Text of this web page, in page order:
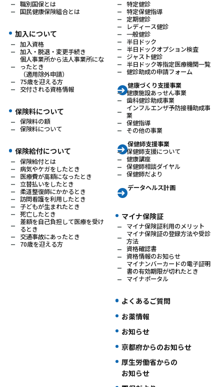
職別国保とは
国民健康保険組合とは
加入について
加入資格
加入・脱退・変更手続き
個人事業所から法人事業所にな
ったとき
（適用除外申請）
75歳を迎える方
交付される資格情報
保険料について
保険料の額
保険料について
保険給付について
保険給付とは
病気やケガをしたとき
医療費が高額になったとき
立替払いをしたとき
柔道整復師にかかるとき
訪問看護を利用したとき
子どもが生まれたとき
死亡したとき
差額を自己負担して医療を受け
るとき
交通事故にあったとき
70歳を迎える方
特定健診
特定保健指導
定期健診
レディース健診
一般健診
半日ドック
半日ドックオプション検査
ジャスト健診
半日ドック等指定医療機関一覧
健診助成の申請フォーム
健康づくり支援事業
健康施設あっせん事業
歯科健診助成事業
インフルエンザ予防接種助成事
業
保健指導
その他の事業
保健師支援事業
保健師支援について
健康講座
保健師相談ダイヤル
保健師だより
データヘルス計画
マイナ保険証
マイナ保険証利用のメリット
マイナ保険証の登録方法や受診
方法
資格確認書
資格情報のお知らせ
マイナンバーカードの電子証明
書の有効期限が切れたとき
マイナポータル
よくあるご質問
お薬情報
お知らせ
京都府からのお知らせ
厚生労働省からの
お知らせ